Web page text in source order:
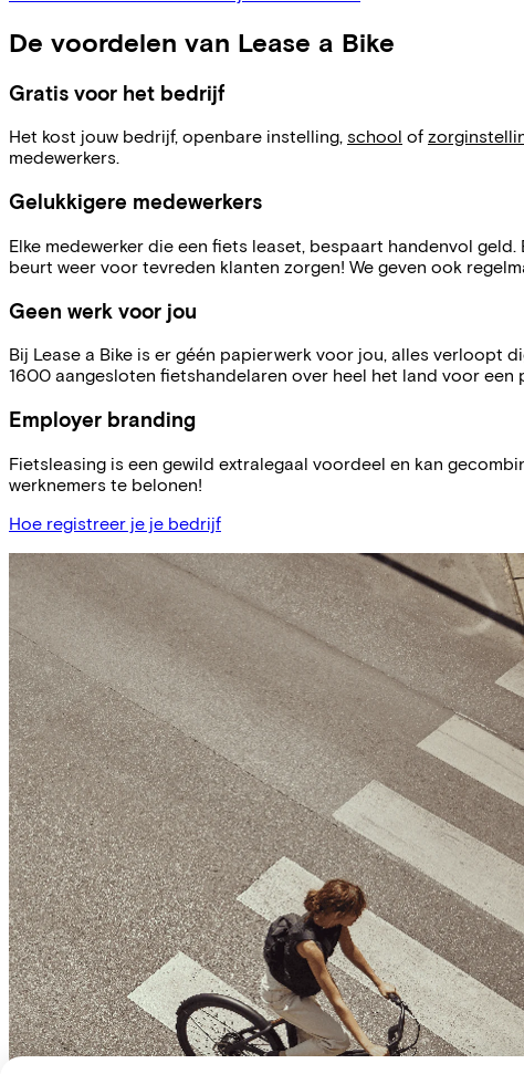
De voordelen van Lease a Bike
Gratis voor het bedrijf
Het kost jouw bedrijf, openbare instelling, school of
medewerkers.
Gelukkigere medewerkers
Elke medewerker die een fiets leaset, bespaart handenvol
beurt weer voor tevreden klanten zorgen! We geven ook
Geen werk voor jou
Bij Lease a Bike is er géén papierwerk voor jou, alles verloopt
1600 aangesloten fietshandelaren over heel het land voor
Employer branding
Fietsleasing is een gewild extralegaal voordeel en kan
werknemers te belonen!
Hoe registreer je je bedrijf